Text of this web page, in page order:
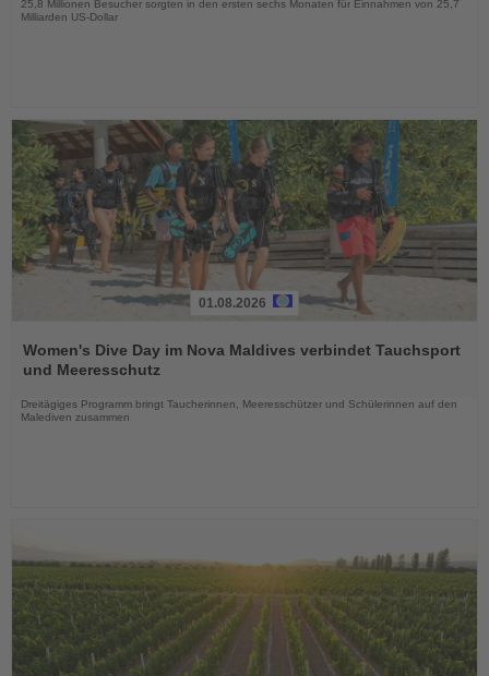
25,8 Millionen Besucher sorgten in den ersten sechs Monaten für Einnahmen von 25,7
Milliarden US-Dollar
Sie
die
01.08.2026
Women's Dive Day im Nova Maldives verbindet Tauchsport
und Meeresschutz
Dreitägiges Programm bringt Taucherinnen, Meeresschützer und Schülerinnen auf den
Malediven zusammen